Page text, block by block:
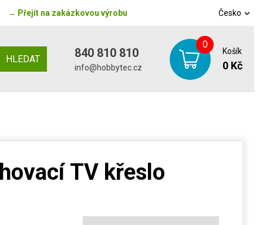
→ Přejít na zakázkovou výrobu Česko
HLEDAT 840 810 810
info@hobbytec.cz
0
Košík
0 Kč
TV křeslo